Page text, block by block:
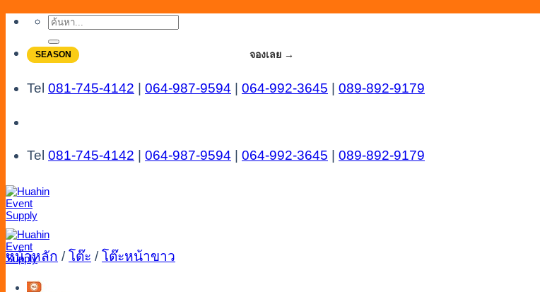
Skip
content
ค้นหา:
SEASON จองเลย →
Tel 081-745-4142 064-987-9594 064-992-3645 089-892-9179
Tel 081-745-4142 064-987-9594 064-992-3645 089-892-9179
Menu
หน้าหลัก / โต๊ะ / โต๊ะหน้าขาว